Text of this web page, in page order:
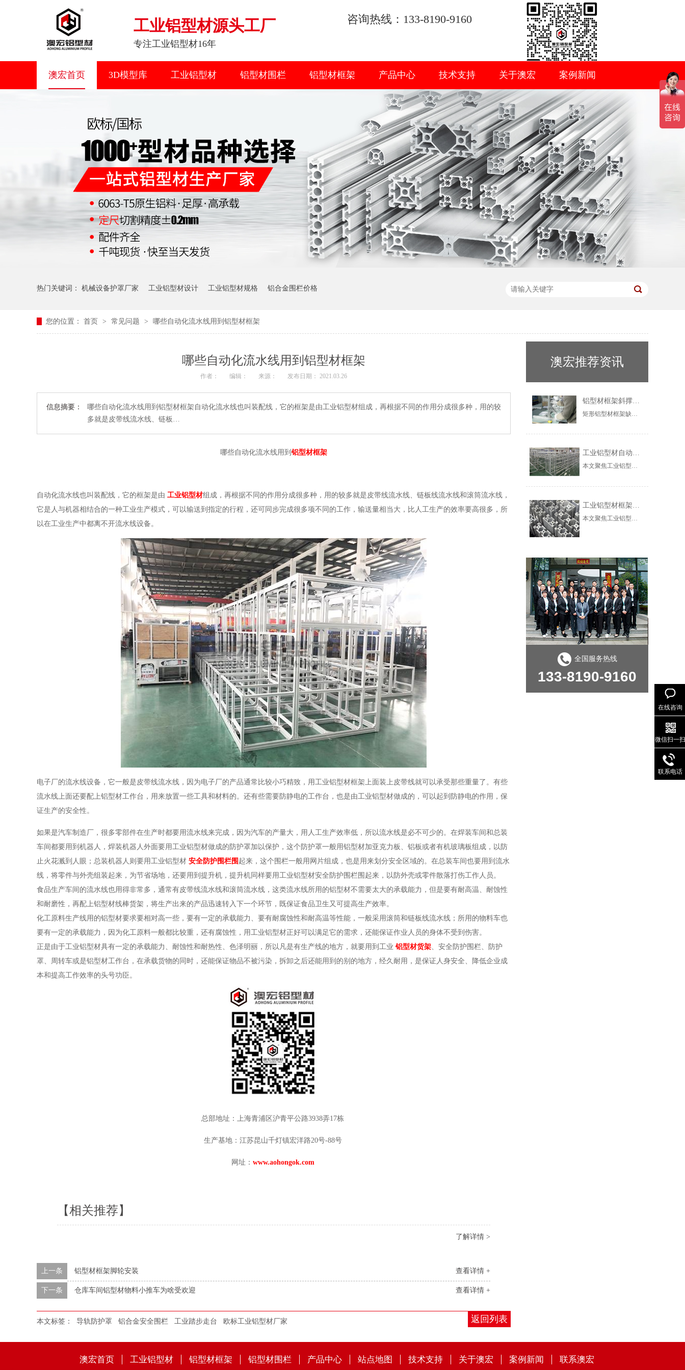
工业铝型材源头工厂
专注工业铝型材16年
咨询热线：133-8190-9160
澳宏首页 3D模型库 工业铝型材 铝型材围栏 铝型材框架 产品中心 技术支持 关于澳宏 案例新闻
热门关键词： 机械设备护罩厂家 工业铝型材设计 工业铝型材规格 铝合金围栏价格
您的位置： 首页 > 常见问题 > 哪些自动化流水线用到铝型材框架​
哪些自动化流水线用到铝型材框架​
作者： 编辑： 来源： 发布日期： 2021.03.26
信息摘要：
哪些自动化流水线用到铝型材框架自动化流水线也叫装配线，它的框架是由工业铝型材组成，再根据不同的作用分成很多种，用的较
多就是皮带线流水线、链板…
哪些自动化流水线用到 铝型材框架
自动化流水线也叫装配线，它的框架是由 工业铝型材组成，再根据不同的作用分成很多种，用的较多就是皮带线流水线、链板线流水线和滚筒流水线，
它是人与机器相结合的一种工业生产模式，可以输送到指定的行程，还可同步完成很多项不同的工作，输送量相当大，比人工生产的效率要高很多，所
以在工业生产中都离不开流水线设备。
电子厂的流水线设备，它一般是皮带线流水线，因为电子厂的产品通常比较小巧精致，用工业铝型材框架上面装上皮带线就可以承受那些重量了。有些
流水线上面还要配上铝型材工作台，用来放置一些工具和材料的。还有些需要防静电的工作台，也是由工业铝型材做成的，可以起到防静电的作用，保
证生产的安全性。
如果是汽车制造厂，很多零部件在生产时都要用流水线来完成，因为汽车的产量大，用人工生产效率低，所以流水线是必不可少的。在焊装车间和总装
车间都要用到机器人，焊装机器人外面要用工业铝型材做成的防护罩加以保护，这个防护罩一般用铝型材加亚克力板、铝板或者有机玻璃板组成，以防
止火花溅到人眼；总装机器人则要用工业铝型材 安全防护围栏围 起来，这个围栏一般用网片组成，也是用来划分安全区域的。在总装车间也要用到流水
线，将零件与外壳组装起来，为节省场地，还要用到提升机，提升机同样要用工业铝型材安全防护围栏围起来，以防外壳或零件散落打伤工作人员。
食品生产车间的流水线也用得非常多，通常有皮带线流水线和滚筒流水线，这类流水线所用的铝型材不需要太大的承载能力，但是要有耐高温、耐蚀性
和耐磨性，再配上铝型材线棒货架，将生产出来的产品迅速转入下一个环节，既保证食品卫生又可提高生产效率。
化工原料生产线用的铝型材要求要相对高一些，要有一定的承载能力、要有耐腐蚀性和耐高温等性能，一般采用滚筒和链板线流水线；所用的物料车也
要有一定的承载能力，因为化工原料一般都比较重，还有腐蚀性，用工业铝型材正好可以满足它的需求，还能保证作业人员的身体不受到伤害。
正是由于工业铝型材具有一定的承载能力、耐蚀性和耐热性、色泽明丽，所以凡是有生产线的地方，就要用到工业 铝型材货架、安全防护围栏、防护
罩、周转车或是铝型材工作台，在承载货物的同时，还能保证物品不被污染，拆卸之后还能用到的别的地方，经久耐用，是保证人身安全、降低企业成
本和提高工作效率的头号功臣。
总部地址：上海青浦区沪青平公路3938弄17栋
生产基地：江苏昆山千灯镇宏洋路20号-88号
网址： www.aohongok.com
【相关推荐】
了解详情 >
查看详情 +
上一条 铝型材框架脚轮安装​
查看详情 +
下一条 仓库车间铝型材物料小推车为啥受欢迎​
返回列表
本文标签： 导轨防护罩 铝合金安全围栏 工业踏步走台 欧标工业铝型材厂家
澳宏推荐资讯
铝型材框架斜撑：什么时候必须加？
矩形铝型材框架缺少斜撑易晃动变形。本文解析斜撑的三角形稳定原理，指明长跨度、悬臂、受振动、高层框架4种必须加斜撑的场景，并介绍角件连接方法，助您科学设计稳固框架。
工业铝型材自动化框架：赋能智能制造产线升级
本文聚焦工业铝型材在自动化产线中的框架解决方案，涵盖机器人围栏、重载输送线支架构建，深入解析高强度型材选型、模块化快速装配及T型槽多功能集成技术，为智能制造设备升级提供专业参考。
全国服务热线
133-8190-9160
澳宏首页 工业铝型材 铝型材框架 铝型材围栏 产品中心 站点地图 技术支持 关于澳宏 案例新闻 联系澳宏
在线咨询
微信扫一扫
联系电话